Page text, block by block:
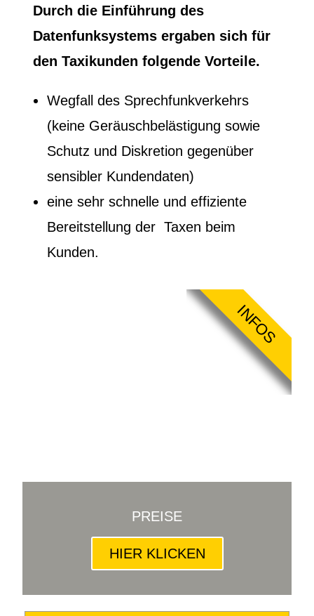
Durch die Einführung des
Datenfunksystems ergaben sich für
den Taxikunden folgende Vorteile.
Wegfall des Sprechfunkverkehrs
(keine Geräuschbelästigung sowie
Schutz und Diskretion gegenüber
sensibler Kundendaten)
eine sehr schnelle und effiziente
Bereitstellung der Taxen beim
Kunden.
PREISE
HIER KLICKEN
INFOS